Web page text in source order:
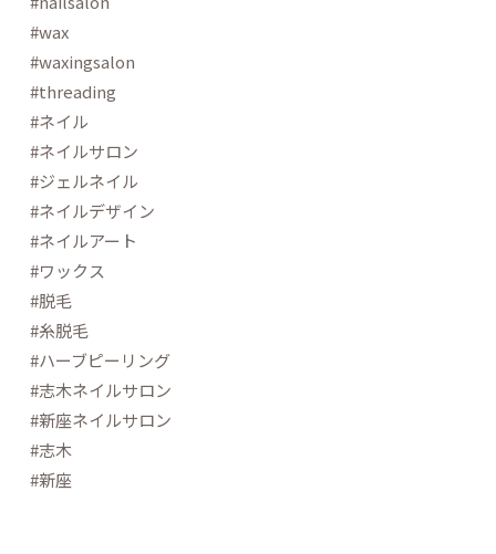
#wax
#waxingsalon
#threading
#ネイル
#ネイルサロン
#ジェルネイル
#ネイルデザイン
#ネイルアート
#ワックス
#脱毛
#糸脱毛
#ハーブピーリング
#志木ネイルサロン
#新座ネイルサロン
#志木
#新座